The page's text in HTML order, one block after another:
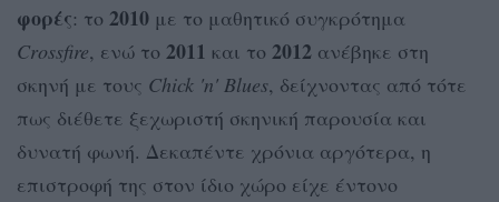
φορές: το 2010 με το μαθητικό συγκρότημα
Crossfire, ενώ το 2011 και το 2012 ανέβηκε στη
σκηνή με τους Chick 'n' Blues, δείχνοντας από τότε
πως διέθετε ξεχωριστή σκηνική παρουσία και
δυνατή φωνή. Δεκαπέντε χρόνια αργότερα, η
επιστροφή της στον ίδιο χώρο είχε έντονο